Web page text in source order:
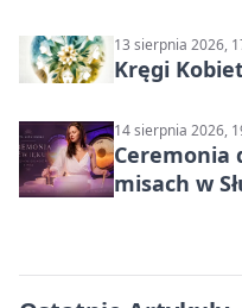
13 sierpnia 2026,
Kręgi
14 sierpnia 2026,
Ceremonia
misach w